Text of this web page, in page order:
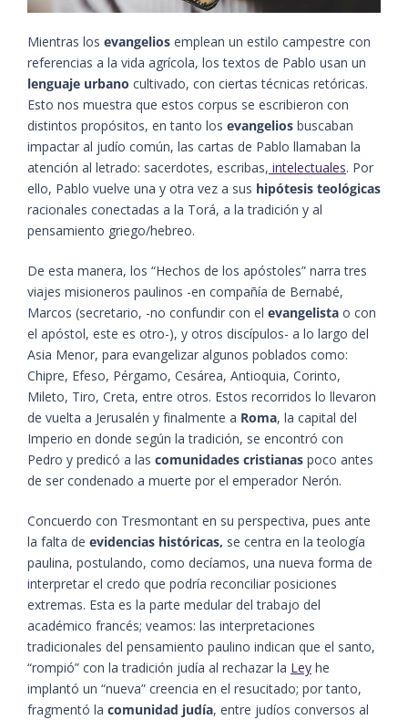
Mientras los evangelios emplean un estilo campestre con
referencias a la vida agrícola, los textos de Pablo usan un
lenguaje urbano cultivado, con ciertas técnicas retóricas.
Esto nos muestra que estos corpus se escribieron con
distintos propósitos, en tanto los evangelios buscaban
impactar al judío común, las cartas de Pablo llamaban la
atención al letrado: sacerdotes, escribas, intelectuales. Por
ello, Pablo vuelve una y otra vez a sus hipótesis teológicas
racionales conectadas a la Torá, a la tradición y al
pensamiento griego/hebreo.
De esta manera, los “Hechos de los apóstoles” narra tres
viajes misioneros paulinos -en compañía de Bernabé,
Marcos (secretario, -no confundir con el evangelista o con
el apóstol, este es otro-), y otros discípulos- a lo largo del
Asia Menor, para evangelizar algunos poblados como:
Chipre, Efeso, Pérgamo, Cesárea, Antioquia, Corinto,
Mileto, Tiro, Creta, entre otros. Estos recorridos lo llevaron
de vuelta a Jerusalén y finalmente a Roma, la capital del
Imperio en donde según la tradición, se encontró con
Pedro y predicó a las comunidades cristianas poco antes
de ser condenado a muerte por el emperador Nerón.
Concuerdo con Tresmontant en su perspectiva, pues ante
la falta de evidencias históricas, se centra en la teología
paulina, postulando, como decíamos, una nueva forma de
interpretar el credo que podría reconciliar posiciones
extremas. Esta es la parte medular del trabajo del
académico francés; veamos: las interpretaciones
tradicionales del pensamiento paulino indican que el santo,
“rompió” con la tradición judía al rechazar la Ley he
implantó un “nueva” creencia en el resucitado; por tanto,
fragmentó la comunidad judía, entre judíos conversos al